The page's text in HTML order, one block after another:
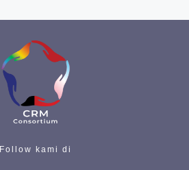
Follow kami di